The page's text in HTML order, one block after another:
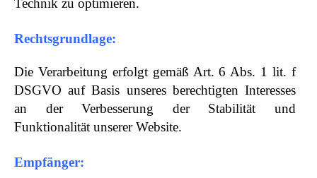
Technik zu optimieren.
Rechtsgrundlage:
Die Verarbeitung erfolgt gemäß Art. 6 Abs. 1 lit. f
DSGVO auf Basis unseres berechtigten Interesses
an der Verbesserung der Stabilität und
Funktionalität unserer Website.
Empfänger: